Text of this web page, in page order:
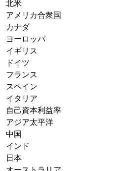
北米
アメリカ合衆国
カナダ
ヨーロッパ
イギリス
ドイツ
フランス
スペイン
イタリア
自己資本利益率
アジア太平洋
中国
インド
日本